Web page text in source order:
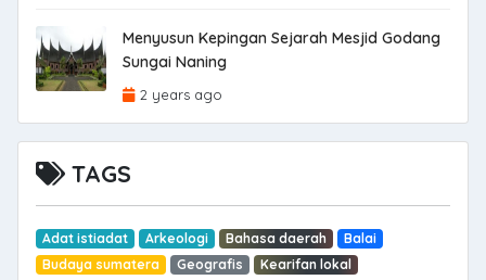
Menyusun Kepingan Sejarah Mesjid Godang
Sungai Naning
2 years ago
TAGS
Adat istiadat Arkeologi Bahasa daerah
Balai
Budaya sumatera
Geografis
Kearifan lokal